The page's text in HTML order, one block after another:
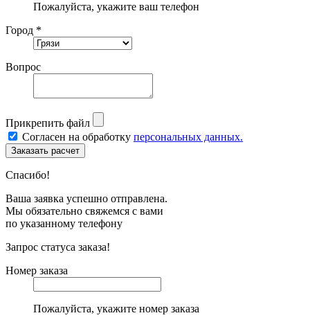
Пожалуйста, укажите ваш телефон
Город *
Вопрос
Прикрепить файл
Согласен на обработку персональных данных.
Спасибо!
Ваша заявка успешно отправлена.
Мы обязательно свяжемся с вами
по указанному телефону
Запрос статуса заказа!
Номер заказа
Пожалуйста, укажите номер заказа